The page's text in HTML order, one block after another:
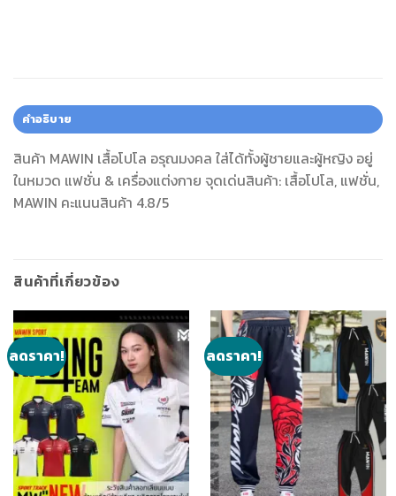
คำอธิบาย
สินค้า MAWIN เสื้อโปโล อรุณมงคล ใส่ได้ทั้งผู้ชายและผู้หญิง อยู่
ในหมวด แฟชั่น & เครื่องแต่งกาย จุดเด่นสินค้า: เสื้อโปโล, แฟชั่น,
MAWIN คะแนนสินค้า 4.8/5
สินค้าที่เกี่ยวข้อง
ลดราคา! ลดราคา!